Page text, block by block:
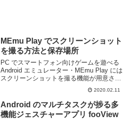
MEmu Play でスクリーンショット
を撮る方法と保存場所
PC でスマートフォン向けゲームを遊べる
Android エミュレーター・MEmu Play には
スクリーンショットを撮る機能が用意され
ている。この機能を利用すれば SNS など
へのシェアも簡単に出来る。このページで
は MEmu Play ...
2020.02.11
Android のマルチタスクが捗る多
機能ジェスチャーアプリ fooView